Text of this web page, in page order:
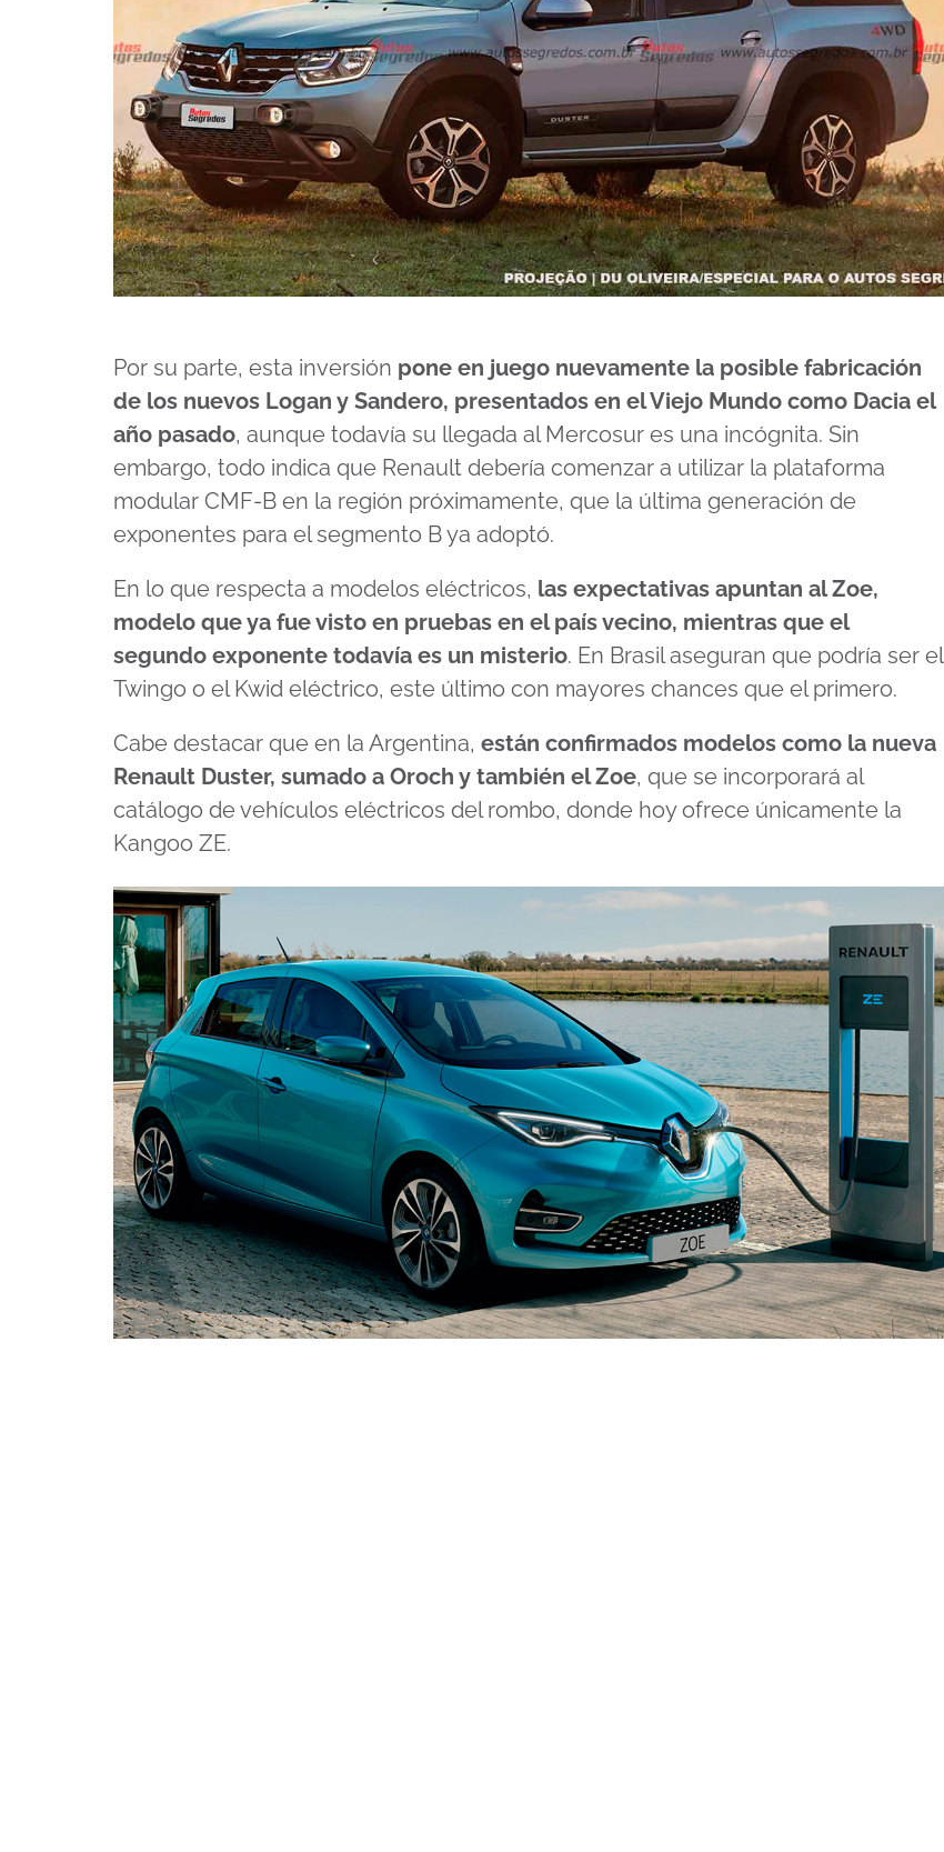
Por su parte, esta inversión pone en juego nuevamente la posible fabricación
de los nuevos Logan y Sandero, presentados en el Viejo Mundo como Dacia el
año pasado, aunque todavía su llegada al Mercosur es una incógnita. Sin
embargo, todo indica que Renault debería comenzar a utilizar la plataforma
modular CMF-B en la región próximamente, que la última generación de
exponentes para el segmento B ya adoptó.
En lo que respecta a modelos eléctricos, las expectativas apuntan al Zoe,
modelo que ya fue visto en pruebas en el país vecino, mientras que el
segundo exponente todavía es un misterio. En Brasil aseguran que podría ser el
Twingo o el Kwid eléctrico, este último con mayores chances que el primero.
Cabe destacar que en la Argentina, están confirmados modelos como la nueva
Renault Duster, sumado a Oroch y también el Zoe, que se incorporará al
catálogo de vehículos eléctricos del rombo, donde hoy ofrece únicamente la
Kangoo ZE.